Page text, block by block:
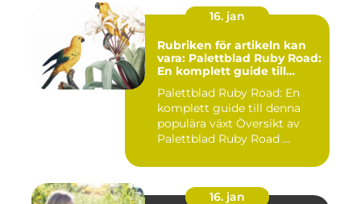
16. jan
Rubriken för artikeln kan
vara: Palettblad Ruby Road:
En komplett guide till
Palettblad Ruby Road: En
komplett guide till denna
populära växt Översikt av
Palettblad Ruby Road ...
16. jan